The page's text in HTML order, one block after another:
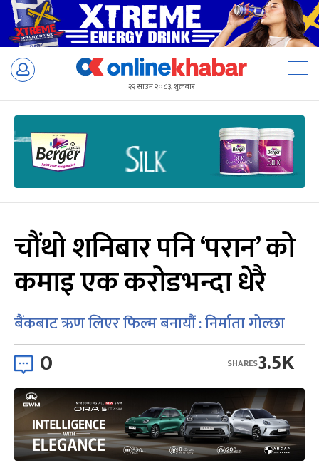
Skip
२२ साउन २०८३, शुक्रबार
चौंथो शनिबार पनि ‘परान’ को
कमाइ एक करोडभन्दा धेरै
बैंकबाट ऋण लिएर फिल्म बनायौं : निर्माता गोल्छा
0 3.5K
SHARES